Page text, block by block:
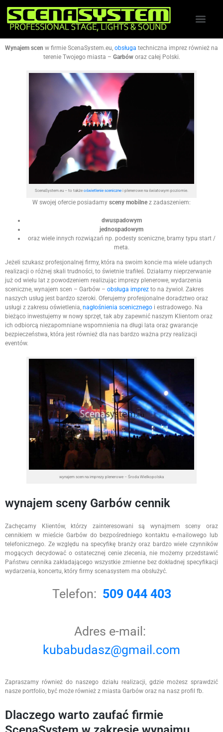
Wynajem scen w firmie ScenaSystem.eu, obsługa techniczna imprez również na
terenie Twojego miasta – Garbów oraz całej Polski.
ScenaSystem.eu – to także oświetlenie scenicznei plenerowe na światowym poziomie.
W swojej ofercie posiadamy sceny mobilne z zadaszeniem:
dwuspadowym
jednospadowym
oraz wiele innych rozwiązań np. podesty sceniczne, bramy typu start /
meta.
Jeżeli szukasz profesjonalnej firmy, która na swoim koncie ma wiele udanych
realizacji o różnej skali trudności, to świetnie trafiłeś. Działamy nieprzerwanie
już od wielu lat z powodzeniem realizując imprezy plenerowe, wydarzenia
sceniczne, wynajem scen – Garbów – obsługa imprez to na żywioł. Zakres
naszych usług jest bardzo szeroki. Oferujemy profesjonalne doradztwo oraz
usługi z zakresu oświetlenia, nagłośnienia scenicznego i estradowego. Na
bieżąco inwestujemy w nowy sprzęt, tak aby zapewnić naszym Klientom oraz
ich odbiorcą niezapomniane wspomnienia na długi lata oraz gwarancje
bezpieczeństwa, która jest również dla nas bardzo ważna przy realizacji
eventów.
wynajem scen na imprezy plenerowe – Środa Wielkopolska
wynajem sceny Garbów cennik
Zachęcamy Klientów, którzy zainteresowani są wynajmem sceny oraz
cennikiem w mieście Garbów do bezpośredniego kontaktu e-mailowego lub
telefonicznego. Ze względu na specyfikę branży oraz bardzo wiele czynników
mogących decydować o ostatecznej cenie zlecenia, nie możemy przedstawić
Państwu cennika zakładającego wszystkie zmienne bez dokładnej specyfikacji
wydarzenia, koncertu, który firmy scenasystem ma obsłużyć.
Telefon: 509 044 403
Adres e-mail:
kubabudasz@gmail.com
Zapraszamy również do naszego działu realizacji, gdzie możesz sprawdzić
nasze portfolio, być może również z miasta Garbów oraz na nasz profil fb.
Dlaczego warto zaufać firmie